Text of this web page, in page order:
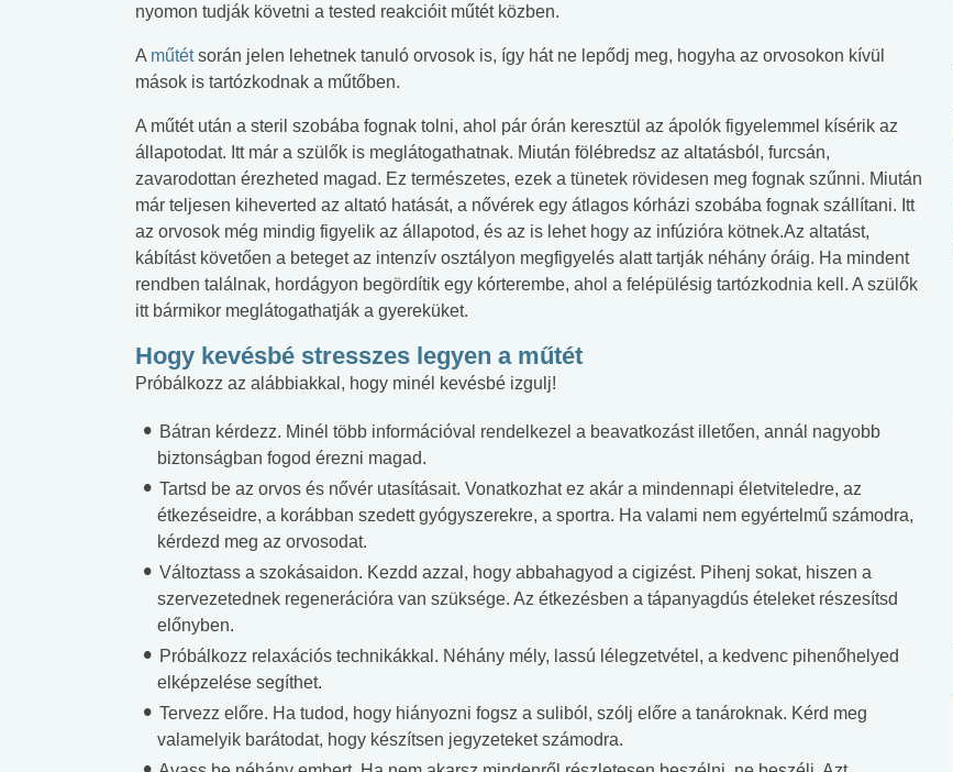
nyomon tudják követni a tested reakcióit műtét közben.
A műtétsorán jelen lehetnek tanuló orvosok is, így hát ne lepődj meg, hogyha az orvosokon kívül
mások is tartózkodnak a műtőben.
A műtét után a steril szobába fognak tolni, ahol pár órán keresztül az ápolók figyelemmel kísérik az
állapotodat. Itt már a szülők is meglátogathatnak. Miután fölébredsz az altatásból, furcsán,
zavarodottan érezheted magad. Ez természetes, ezek a tünetek rövidesen meg fognak szűnni. Miután
már teljesen kiheverted az altató hatását, a nővérek egy átlagos kórházi szobába fognak szállítani. Itt
az orvosok még mindig figyelik az állapotod, és az is lehet hogy az infúzióra kötnek.Az altatást,
kábítást követően a beteget az intenzív osztályon megfigyelés alatt tartják néhány óráig. Ha mindent
rendben találnak, hordágyon begördítik egy kórterembe, ahol a felépülésig tartózkodnia kell. A szülők
itt bármikor meglátogathatják a gyereküket.
Hogy kevésbé stresszes legyen a műtét
Próbálkozz az alábbiakkal, hogy minél kevésbé izgulj!
Bátran kérdezz. Minél több információval rendelkezel a beavatkozást illetően, annál nagyobb
biztonságban fogod érezni magad.
Tartsd be az orvos és nővér utasításait. Vonatkozhat ez akár a mindennapi életviteledre, az
étkezéseidre, a korábban szedett gyógyszerekre, a sportra. Ha valami nem egyértelmű számodra,
kérdezd meg az orvosodat.
Változtass a szokásaidon. Kezdd azzal, hogy abbahagyod a cigizést. Pihenj sokat, hiszen a
szervezetednek regenerációra van szüksége. Az étkezésben a tápanyagdús ételeket részesítsd
előnyben.
Próbálkozz relaxációs technikákkal. Néhány mély, lassú lélegzetvétel, a kedvenc pihenőhelyed
elképzelése segíthet.
Tervezz előre. Ha tudod, hogy hiányozni fogsz a suliból, szólj előre a tanároknak. Kérd meg
valamelyik barátodat, hogy készítsen jegyzeteket számodra.
#Zöldövezet
Mekkora az ökológiai
lábnyomod?
#Betegségek
Elsősegély
tudásteszt
#Suli, munka
Angol középfokú
nyelvvizsga teszt -
#Suli, munka
Internet-függőség
teszt